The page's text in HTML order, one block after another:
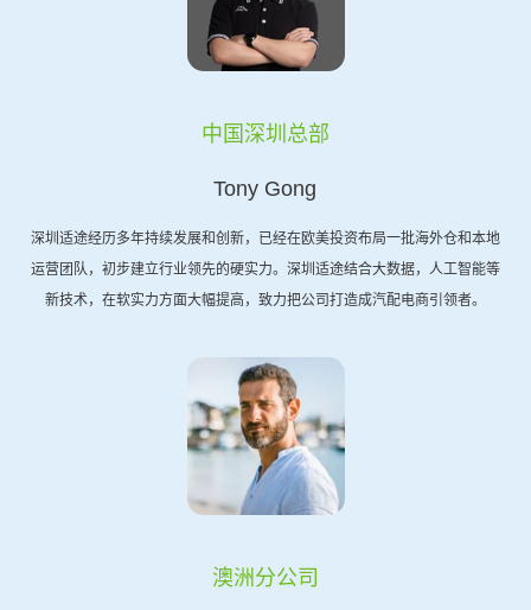
中国深圳总部
Tony Gong
深圳适途经历多年持续发展和创新，已经在欧美投资布局一批海外仓和本地
运营团队，初步建立行业领先的硬实力。深圳适途结合大数据，人工智能等
新技术，在软实力方面大幅提高，致力把公司打造成汽配电商引领者。
澳洲分公司